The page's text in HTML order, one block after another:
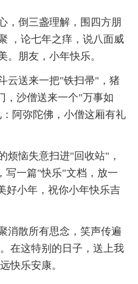
，倒三盏理解，围四方朋
，论七年之痒，说八面威
。朋友，小年快乐。
云送来一把"铁扫帚"，猪
，沙僧送来一个"万事如
阿弥陀佛，小僧这厢有礼
烦恼失意扫进"回收站"，
写一篇"快乐"文档，放一
好小年，祝你小年快乐吉
消散所有思念，笑声传遍
在这特别的日子，送上我
快乐安康。